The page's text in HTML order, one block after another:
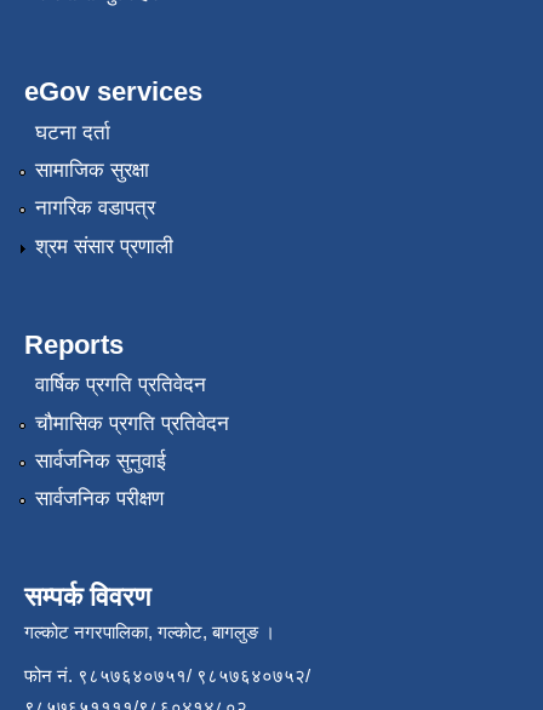
eGov services
घटना दर्ता
सामाजिक सुरक्षा
नागरिक वडापत्र
श्रम संसार प्रणाली
Reports
वार्षिक प्रगति प्रतिवेदन
चौमासिक प्रगति प्रतिवेदन
सार्वजनिक सुनुवाई
सार्वजनिक परीक्षण
सम्पर्क विवरण
गल्कोट नगरपालिका, गल्कोट, बागलुङ ।
फोन नं. ९८५७६४०७५१/ ९८५७६४०७५२/